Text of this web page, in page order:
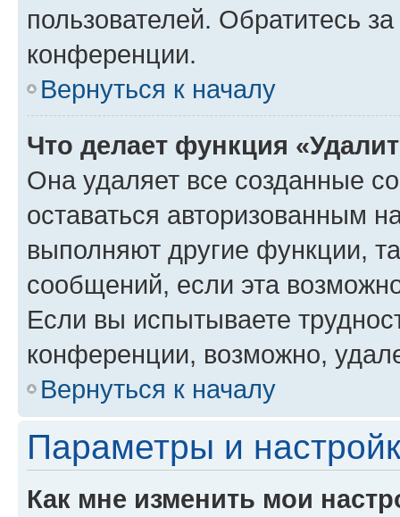
пользователей. Обратитесь
конференции.
Вернуться к началу
Что делает функция
Она удаляет все созданные
оставаться авторизованным
выполняют другие функции,
сообщений, если эта
Если вы испытываете
конференции, возможно,
Вернуться к началу
Параметры и
Как мне изменить мои